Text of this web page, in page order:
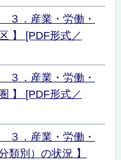
．産業・労働・
】 [PDF形式／
．産業・労働・
】 [PDF形式／
．産業・労働・
類別）の状況 】